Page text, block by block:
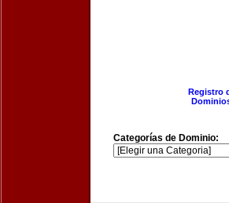
Registro
Categorías de Dominio: